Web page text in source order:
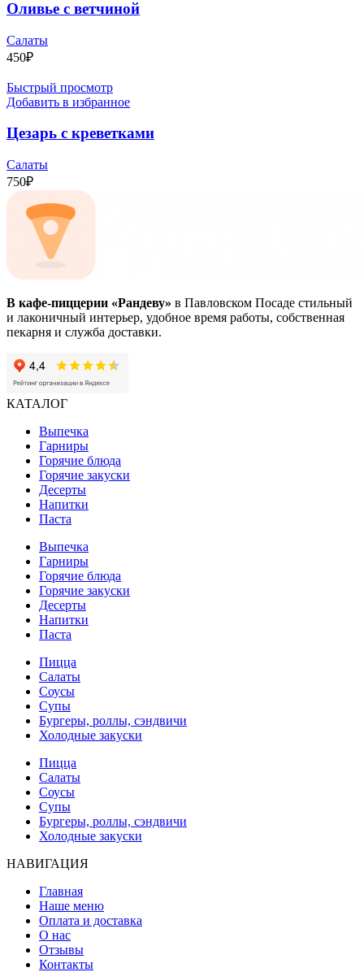
Оливье с ветчиной
Салаты
450₽
Быстрый просмотр
Добавить в избранное
Цезарь с креветками
Салаты
750₽
В кафе-пиццерии «Рандеву» в Павловском Посаде стильный
и лаконичный интерьер, удобное время работы, собственная
пекарня и служба доставки.
КАТАЛОГ
Выпечка
Гарниры
Горячие блюда
Горячие закуски
Десерты
Напитки
Паста
Выпечка
Гарниры
Горячие блюда
Горячие закуски
Десерты
Напитки
Паста
Пицца
Салаты
Соусы
Супы
Бургеры, роллы, сэндвичи
Холодные закуски
Пицца
Салаты
Соусы
Супы
Бургеры, роллы, сэндвичи
Холодные закуски
НАВИГАЦИЯ
Главная
Наше меню
Оплата и доставка
О нас
Отзывы
Контакты